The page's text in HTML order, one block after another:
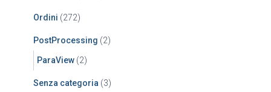
Ordini (272)
PostProcessing (2)
ParaView (2)
Senza categoria (3)